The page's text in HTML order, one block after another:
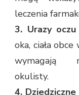
leczenia
3. Urazy oczu
oka, ciała
wymagają
okulisty.
4.